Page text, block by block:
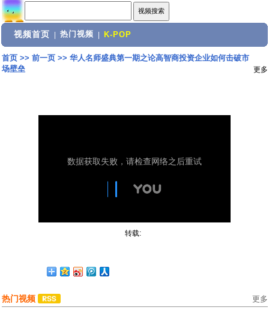
视频首页 热门视频 K-POP
首页>> 前一页>> 华人名师盛典第一期之论高智商投资企业如何击破市
场壁垒
更多
转载:
热门视频 更多